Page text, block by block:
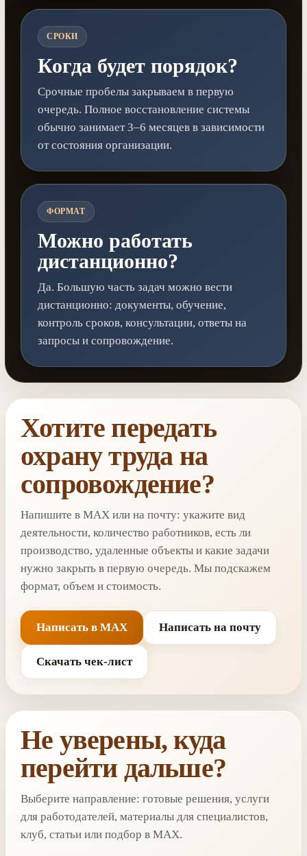
СРОКИ
Когда будет порядок?
Срочные пробелы закрываем в первую
очередь. Полное восстановление системы
обычно занимает 3–6 месяцев в зависимости
от состояния организации.
ФОРМАТ
Можно работать
дистанционно?
Да. Большую часть задач можно вести
дистанционно: документы, обучение,
контроль сроков, консультации, ответы на
запросы и сопровождение.
Хотите передать
охрану труда на
сопровождение?
Напишите в MAX или на почту: укажите вид
деятельности, количество работников, есть ли
производство, удаленные объекты и какие задачи
нужно закрыть в первую очередь. Мы подскажем
формат, объем и стоимость.
Написать в MAX Написать на почту
Скачать чек-лист
Не уверены, куда
перейти дальше?
Выберите направление: готовые решения, услуги
для работодателей, материалы для специалистов,
клуб, статьи или подбор в MAX.